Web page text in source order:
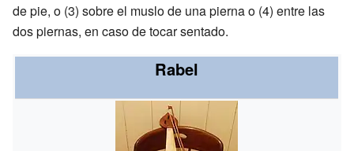
de pie, o (3) sobre el muslo de una pierna o (4) entre las
dos piernas, en caso de tocar sentado.
Rabel